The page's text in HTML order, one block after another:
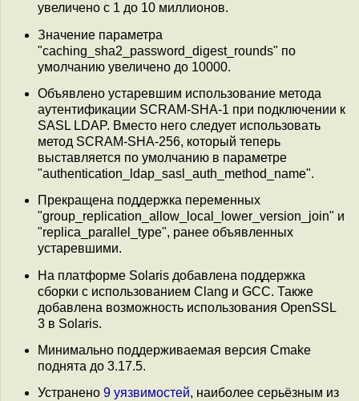
увеличено с 1 до 10 миллионов.
Значение параметра
"caching_sha2_password_digest_rounds" по
умолчанию увеличено до 10000.
Объявлено устаревшим использование метода
аутентификации SCRAM-SHA-1 при подключении к
SASL LDAP. Вместо него следует использовать
метод SCRAM-SHA-256, который теперь
выставляется по умолчанию в параметре
"authentication_ldap_sasl_auth_method_name".
Прекращена поддержка переменных
"group_replication_allow_local_lower_version_join" и
"replica_parallel_type", ранее объявленных
устаревшими.
На платформе Solaris добавлена поддержка
сборки с использованием Clang и GCC. Также
добавлена возможность использования OpenSSL
3 в Solaris.
Минимально поддерживаемая версия Cmake
поднята до 3.17.5.
Устранено 9 уязвимостей, наиболее серьёзным из